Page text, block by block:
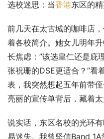
选校迷思：当香港东区的
前几天在太古城的咖啡店
着各校简介。她女儿明年
长焦虑：”该选皇仁还是庇
张祝珊的DSE更适合？”看
表，我突然想起五年前带
亮丽的宣传单背后，藏着太
说实话，东区名校的光环
易迷失。我曾坚信Band